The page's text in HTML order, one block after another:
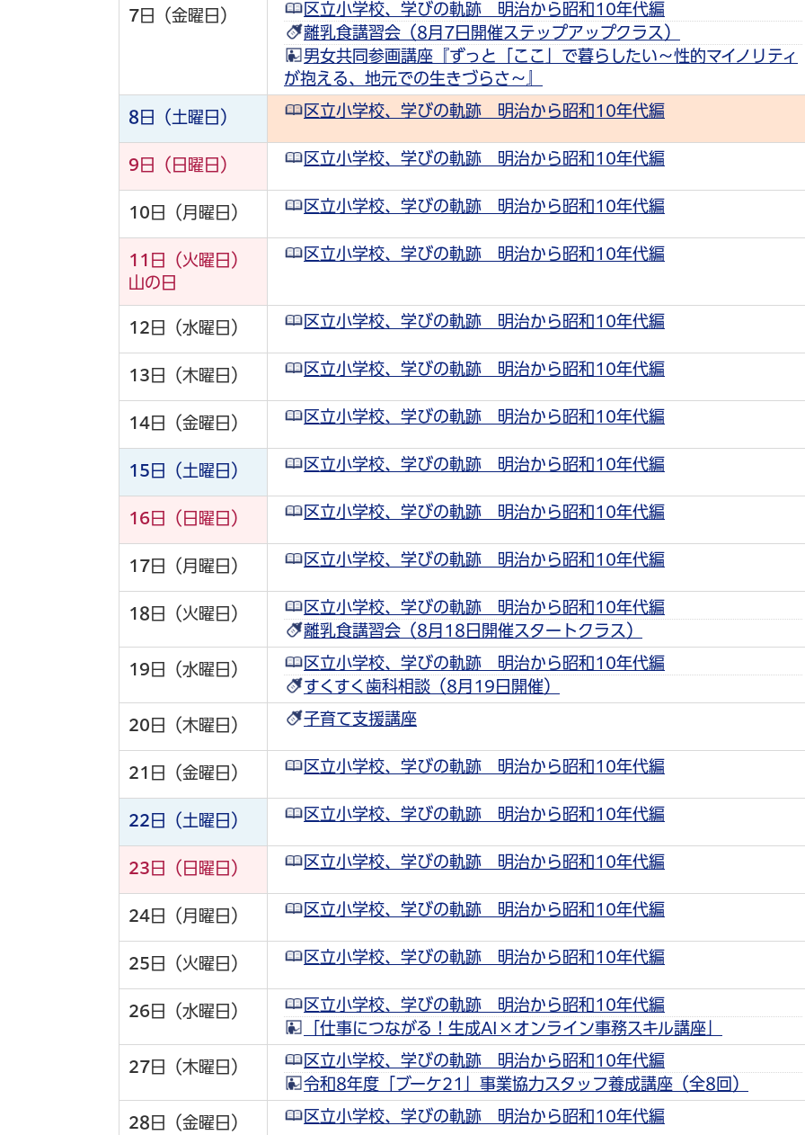
7日（金曜日）
区立小学校、学びの軌跡 明治から昭和10年代編
離乳食講習会（8月7日開催ステップアップクラス）
男女共同参画講座『ずっと「ここ」で暮らしたい～性的マイノリティ
が抱える、地元での生きづらさ～』
8 日（土曜日） 区立小学校、学びの軌跡 明治から昭和10年代編
9 日（日曜日） 区立小学校、学びの軌跡 明治から昭和10年代編
10 日（月曜日） 区立小学校、学びの軌跡 明治から昭和10年代編
11 日（火曜日）
山の日
区立小学校、学びの軌跡 明治から昭和10年代編
12 日（水曜日） 区立小学校、学びの軌跡 明治から昭和10年代編
13 日（木曜日） 区立小学校、学びの軌跡 明治から昭和10年代編
14日（金曜日） 区立小学校、学びの軌跡 明治から昭和10年代編
15 日（土曜日） 区立小学校、学びの軌跡 明治から昭和10年代編
16日（日曜日） 区立小学校、学びの軌跡 明治から昭和10年代編
17日（月曜日） 区立小学校、学びの軌跡 明治から昭和10年代編
18 日（火曜日）
区立小学校、学びの軌跡 明治から昭和10年代編
離乳食講習会（8月18日開催スタートクラス）
19 日（水曜日）
区立小学校、学びの軌跡 明治から昭和10年代編
すくすく歯科相談（8月19日開催）
20 日（木曜日） 子育て支援講座
21 日（金曜日） 区立小学校、学びの軌跡 明治から昭和10年代編
22 日（土曜日） 区立小学校、学びの軌跡 明治から昭和10年代編
23 日（日曜日） 区立小学校、学びの軌跡 明治から昭和10年代編
24日（月曜日） 区立小学校、学びの軌跡 明治から昭和10年代編
25 日（火曜日） 区立小学校、学びの軌跡 明治から昭和10年代編
26日（水曜日）
区立小学校、学びの軌跡 明治から昭和10年代編
「仕事につながる！生成AI×オンライン事務スキル講座」
27日（木曜日）
区立小学校、学びの軌跡 明治から昭和10年代編
令和8年度「ブーケ21」事業協力スタッフ養成講座（全8回）
28 日（金曜日） 区立小学校、学びの軌跡 明治から昭和10年代編